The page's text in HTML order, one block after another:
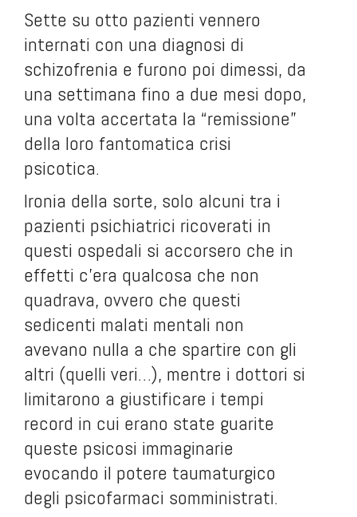
Sette su otto pazienti vennero
internati con una diagnosi di
schizofrenia e furono poi dimessi, da
una settimana fino a due mesi dopo,
una volta accertata la “remissione”
della loro fantomatica crisi
psicotica.
Ironia della sorte, solo alcuni tra i
pazienti psichiatrici ricoverati in
questi ospedali si accorsero che in
effetti c’era qualcosa che non
quadrava, ovvero che questi
sedicenti malati mentali non
avevano nulla a che spartire con gli
altri (quelli veri…), mentre i dottori si
limitarono a giustificare i tempi
record in cui erano state guarite
queste psicosi immaginarie
evocando il potere taumaturgico
degli psicofarmaci somministrati.